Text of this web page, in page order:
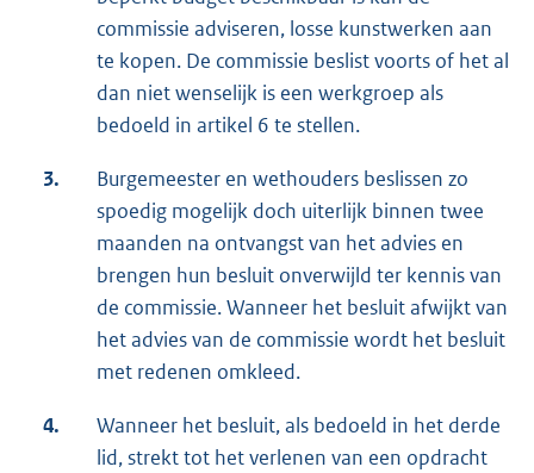
commissie adviseren, losse kunstwerken aan
te kopen. De commissie beslist voorts of het al
dan niet wenselijk is een werkgroep als
bedoeld in artikel 6 te stellen.
3.
Burgemeester en wethouders beslissen zo
spoedig mogelijk doch uiterlijk binnen twee
maanden na ontvangst van het advies en
brengen hun besluit onverwijld ter kennis van
de commissie. Wanneer het besluit afwijkt van
het advies van de commissie wordt het besluit
met redenen omkleed.
4.
Wanneer het besluit, als bedoeld in het derde
lid, strekt tot het verlenen van een opdracht